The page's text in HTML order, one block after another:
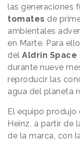
las generaciones
tomates de
ambientales
en Marte. Para
del Aldrin
durante nueve
reproducir las
agua del planeta
El equipo
Heinz, a partir de
de la marca, con